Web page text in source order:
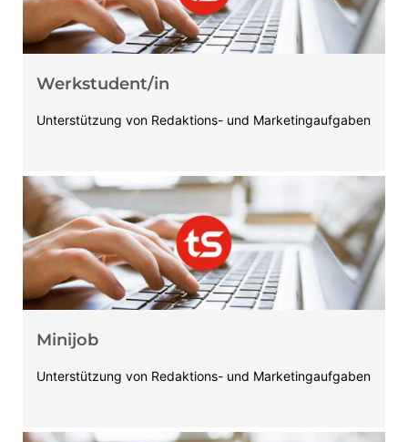
Werkstudent/in
Unterstützung von Redaktions- und Marketingaufgaben
Minijob
Unterstützung von Redaktions- und Marketingaufgaben